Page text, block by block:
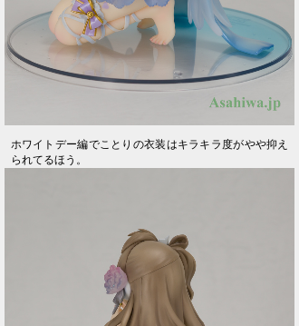
ホワイトデー編でことりの衣装はキラキラ度がやや抑え
られてるほう。